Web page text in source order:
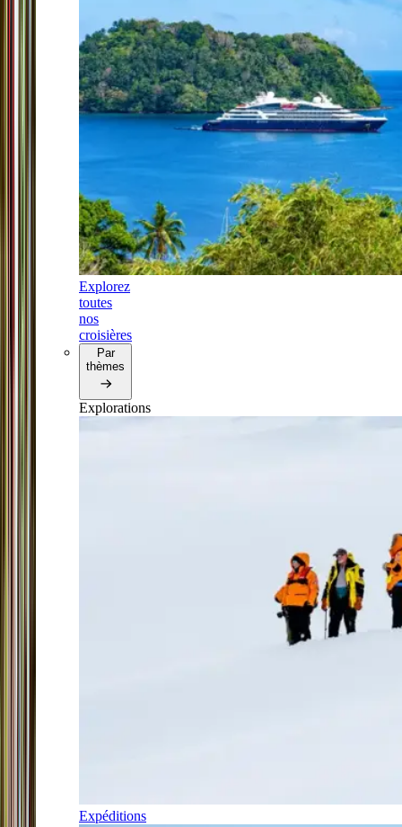
Explorez
toutes
nos
croisières
Par
thèmes
Explorations
Expéditions